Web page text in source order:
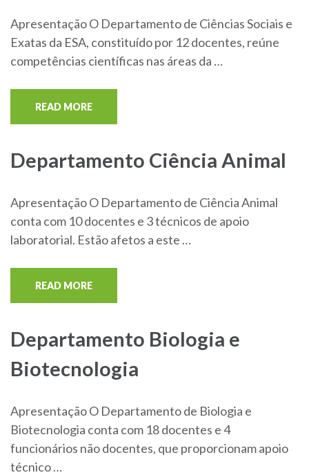
Apresentação O Departamento de Ciências Sociais e
Exatas da ESA, constituído por 12 docentes, reúne
competências científicas nas áreas da …
READ MORE
Departamento Ciência Animal
Apresentação O Departamento de Ciência Animal
conta com 10 docentes e 3 técnicos de apoio
laboratorial. Estão afetos a este …
READ MORE
Departamento Biologia e
Biotecnologia
Apresentação O Departamento de Biologia e
Biotecnologia conta com 18 docentes e 4
funcionários não docentes, que proporcionam apoio
técnico …